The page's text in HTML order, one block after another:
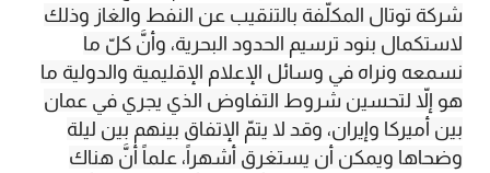
شركة توتال المكلّفة بالتنقيب عن النفط والغاز وذلك
لاستكمال بنود ترسيم الحدود البحرية، وأنَّ كلّ ما
نسمعه ونراه في وسائل الإعلام الإقليمية والدولية ما
هو إلاّ لتحسين شروط التفاوض الذي يجري في عمان
بين أميركا وإيران، وقد لا يتمّ الإتفاق بينهم بين ليلة
وضحاها ويمكن أن يستغرق أشهراً، علماً أنَّ هناك